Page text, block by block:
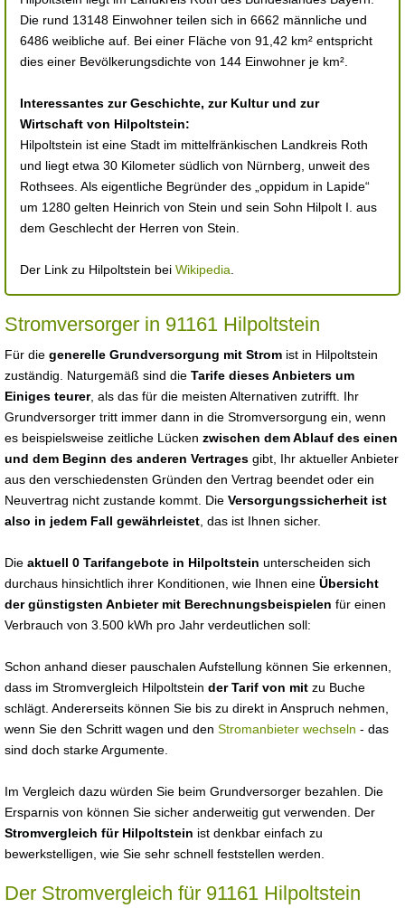
Die rund 13148 Einwohner teilen sich in 6662 männliche und
6486 weibliche auf. Bei einer Fläche von 91,42 km² entspricht
dies einer Bevölkerungsdichte von 144 Einwohner je km².
Interessantes zur Geschichte, zur Kultur und zur
Wirtschaft von Hilpoltstein:
Hilpoltstein ist eine Stadt im mittelfränkischen Landkreis Roth
und liegt etwa 30 Kilometer südlich von Nürnberg, unweit des
Rothsees. Als eigentliche Begründer des „oppidum in Lapide“
um 1280 gelten Heinrich von Stein und sein Sohn Hilpolt I. aus
dem Geschlecht der Herren von Stein.
Der Link zu Hilpoltstein bei Wikipedia
Stromversorger in 91161 Hilpoltstein
Für die generelle Grundversorgung mit Strom ist in Hilpoltstein
zuständig. Naturgemäß sind die Tarife dieses Anbieters um
Einiges teurer, als das für die meisten Alternativen zutrifft. Ihr
Grundversorger tritt immer dann in die Stromversorgung ein, wenn
es beispielsweise zeitliche Lücken zwischen dem Ablauf des einen
und dem Beginn des anderen Vertrages gibt, Ihr aktueller Anbieter
aus den verschiedensten Gründen den Vertrag beendet oder ein
Neuvertrag nicht zustande kommt. Die Versorgungssicherheit ist
also in jedem Fall gewährleistet , das ist Ihnen sicher.
Die aktuell 0 Tarifangebote in Hilpoltstein unterscheiden sich
durchaus hinsichtlich ihrer Konditionen, wie Ihnen eine Übersicht
der günstigsten Anbieter mit Berechnungsbeispielen für einen
Verbrauch von 3.500 kWh pro Jahr verdeutlichen soll:
Schon anhand dieser pauschalen Aufstellung können Sie erkennen,
dass im Stromvergleich Hilpoltstein der Tarif von mit zu Buche
schlägt. Andererseits können Sie bis zu direkt in Anspruch nehmen,
wenn Sie den Schritt wagen und den Stromanbieter wechseln - das
sind doch starke Argumente.
Im Vergleich dazu würden Sie beim Grundversorger bezahlen. Die
Ersparnis von können Sie sicher anderweitig gut verwenden. Der
Stromvergleich für Hilpoltstein ist denkbar einfach zu
bewerkstelligen, wie Sie sehr schnell feststellen werden.
Der Stromvergleich für 91161 Hilpoltstein